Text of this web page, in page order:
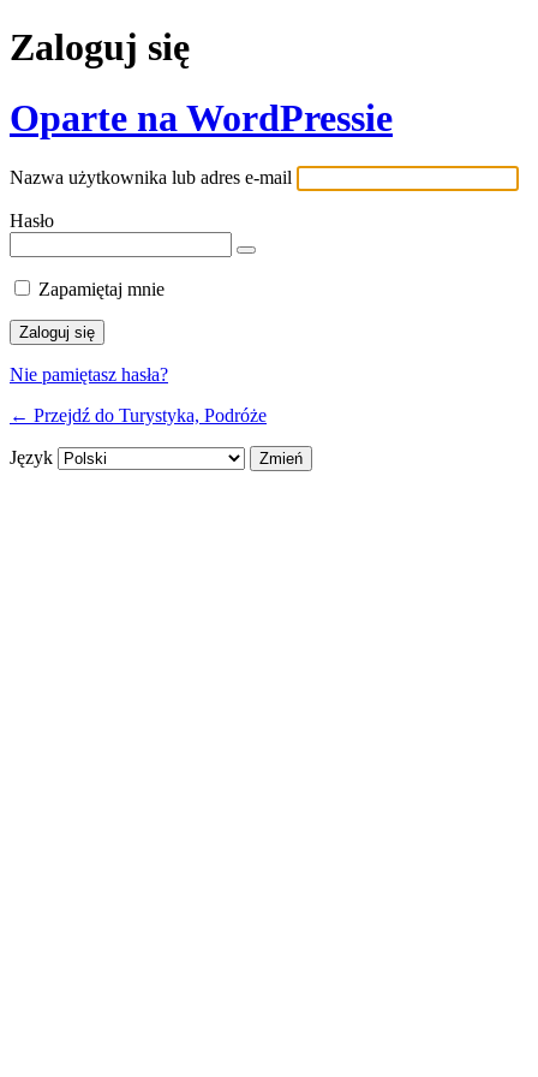
Zaloguj się
Oparte na WordPressie
Nazwa użytkownika lub adres e-mail
Hasło
Zapamiętaj mnie
Nie pamiętasz hasła?
← Przejdź do Turystyka, Podróże
Język